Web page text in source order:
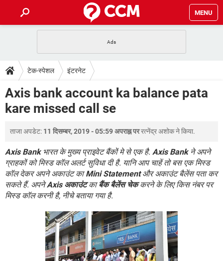
MENU
फोन पर अकाउंट बैलेंस चेक
WhatsApp Hack हो गया? Lucky Patcher यूज करें
टेक-स्पेशल
2020 के फ्री एंटीवायरस
बेस्ट फ्री ऑनलाइन गेम्स
डाउनलोड
Vidmate
FORUM
TikTok Account Freeze हो गया JioPhone में TikTok डाउनलोड
SBI बैंक अकाउंट नंबर पता करें
केबल और कनेक्टर्स कंप्यूटर बस
सीरियल और पैरलल पोर्ट
टेक-स्पेशल इंटरनेट
Axis bank account ka balance pata
kare missed call se
ताजा अपडेट: 11 दिसम्बर, 2019 - 05:59 अपराह्न पररत्नेंद्र अशोकने किया.
Axis Bankभारत के मुख्य प्राइवेट बैंकों मे से एक है. Axis Bankने अपने
ग्राहकों को मिस्ड कॉल अलर्ट सुविधा दी है. यानि आप चाहें तो बस एक मिस्ड
कॉल देकर अपने अकाउंट काMini Statementऔर अकाउंट बैलेंस पता कर
सकते हैं. अपनेAxis अकाउंटकाबैंक बैलेंस चेककरने के लिए किस नंबर पर
मिस्ड कॉल करनी है, नीचे बताया गया है.